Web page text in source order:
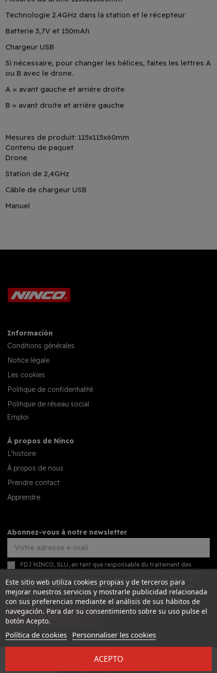
Technologie 2.4GHz dans la station et le récepteur
Batterie 3,7V et 150mAh
Chargeur USB
Si nécessaire, pour changer les hélices, faites les lettres A
ou B avec le drone.
A = avant gauche et arrière droite
B = avant droite et arrière gauche
Mesures de produit: 115x115x60mm
Contenu de paquet
Drone
Station de 2,4GHz
Câble de chargeur USB
Manuel
Información
Conditions générales
Notice légale
Les cookies
Politique de confidentialité
Politique de réseau social
Emploi
À propos de Ninco
L'histoire
À propos de nous
Prendre contact
Apprendre
Abonnez-vous à notre newsletter
FDJ NINCO, SLU, en tant que responsable du traitement des
données, traitera vos données afin de vous envoyer notre newsletter
présentant les nouveautés commerciales concernant nos services.
Vous pouvez accéder à vos données, les rectifier et les effacer, et
exercer d'autres droits en consultant les informations détaillées sur la
protection des données dans notre politique de confidentialité.
S’ABONNER
Desarrollado por
Este sitio web utiliza cookies propias y de terceros para
mejorar nuestros servicios y mostrarle publicidad relacionada
con sus preferencias mediante el análisis de sus hábitos de
navegación. Para dar su consentimiento sobre su uso pulse el
botón Acepto.
Política de cookies Personnaliser les cookies
ACEPTO